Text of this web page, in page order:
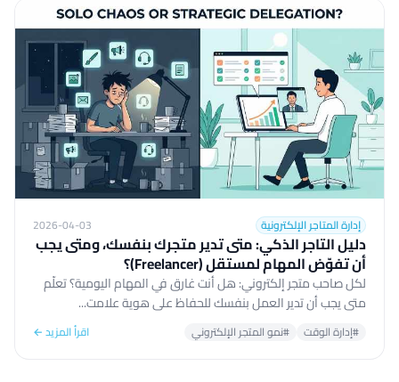
إدارة المتاجر الإلكترونية 2026-04-03
دليل التاجر الذكي: متى تدير متجرك بنفسك، ومتى يجب
أن تفوّض المهام لمستقل (Freelancer)؟
لكل صاحب متجر إلكتروني: هل أنت غارق في المهام اليومية؟ تعلّم
متى يجب أن تدير العمل بنفسك للحفاظ على هوية علامت...
#إدارة الوقت #نمو المتجر الإلكتروني اقرأ المزيد ←